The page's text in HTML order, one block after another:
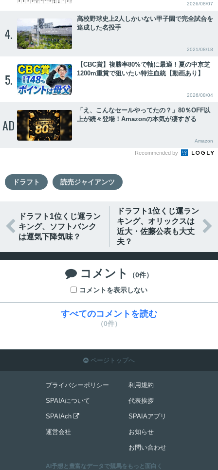
2026/08/07
4.
高校野球史上2人しかいない甲子園で完全試合を
達成した名投手
2021/08/18
5.
【CBC賞】複勝率80%で軸に最適！夏の中京芝
1200m重賞で狙いたい特注血統【動画あり】
2026/08/04
AD
「え、こんなセールやってたの？」80％OFF以
上が続々登場！Amazonの本気が凄すぎる
Amazon
Recommended by
ドラフト 読売ジャイアンツ

ドラフト1位くじ運ラン
キング、ソフトバンク
は運気下降気味？
ドラフト1位くじ運ラン
キング、オリックスは
近大・佐藤公表も大丈
夫？

 コメント
（0件）
コメントを表示しない
すべてのコメントを読む
（0件）
 ページトップへ
プライバシーポリシー
SPAIAについて
SPAIAch 
運営会社
利用規約
代表挨拶
SPAIAアプリ
お知らせ
お問い合わせ
AI予想と豊富なデータで競馬をもっと面白く